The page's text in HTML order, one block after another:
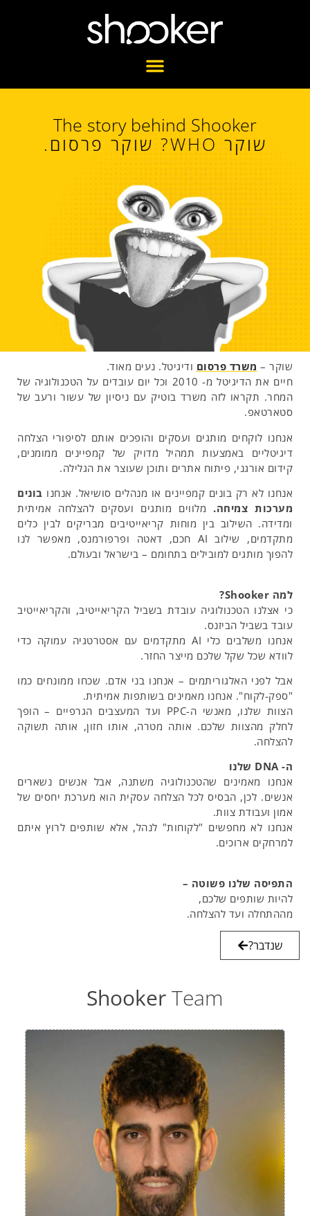
The story behind Shooker
שוקר WHO? שוקר פרסום.
שוקר – משרד פרסום ודיגיטל. נעים מאוד.
חיים את הדיגיטל מ- 2010 וכל יום עובדים על הטכנולוגיה של
המחר. תקראו לזה משרד בוטיק עם ניסיון של עשור ורעב של
סטארטאפ.
אנחנו לוקחים מותגים ועסקים והופכים אותם לסיפורי הצלחה
דיגיטליים באמצעות תמהיל מדויק של קמפיינים ממומנים,
קידום אורגני, פיתוח אתרים ותוכן שעוצר את הגלילה.
אנחנו לא רק בונים קמפיינים או מנהלים סושיאל. אנחנו בונים
מערכות צמיחה. מלווים מותגים ועסקים להצלחה אמיתית
ומדידה. השילוב בין מוחות קריאייטיבים מבריקים לבין כלים
מתקדמים, שילוב AI חכם, דאטה ופרפורמנס, מאפשר לנו
להפוך מותגים למובילים בתחומם – בישראל ובעולם.
למה Shooker?
כי אצלנו הטכנולוגיה עובדת בשביל הקריאייטיב, והקריאייטיב
עובד בשביל הביזנס.
אנחנו משלבים כלי AI מתקדמים עם אסטרטגיה עמוקה כדי
לוודא שכל שקל שלכם מייצר החזר.
אבל לפני האלגוריתמים – אנחנו בני אדם. שכחו ממונחים כמו
"ספק-לקוח". אנחנו מאמינים בשותפות אמיתית.
הצוות שלנו, מאנשי ה-PPC ועד המעצבים הגרפיים – הופך
לחלק מהצוות שלכם. אותה מטרה, אותו חזון, אותה תשוקה
להצלחה.
ה- DNA שלנו
אנחנו מאמינים שהטכנולוגיה משתנה, אבל אנשים נשארים
אנשים. לכן, הבסיס לכל הצלחה עסקית הוא מערכת יחסים של
אמון ועבודת צוות.
אנחנו לא מחפשים "לקוחות" לנהל, אלא שותפים לרוץ איתם
למרחקים ארוכים.
התפיסה שלנו פשוטה –
להיות שותפים שלכם,
מההתחלה ועד להצלחה.
שנדבר?
ShookerTeam